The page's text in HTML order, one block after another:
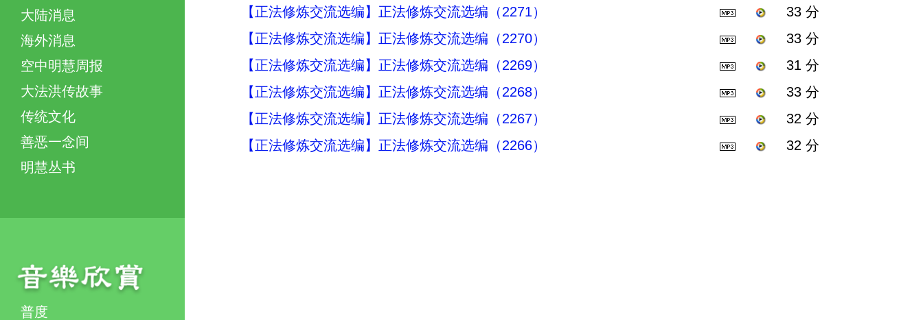
大陆消息
海外消息
空中明慧周报
大法洪传故事
传统文化
善恶一念间
明慧丛书
普度
【正法修炼交流选编】正法修炼交流选编（2271）
33 分
【正法修炼交流选编】正法修炼交流选编（2270）
33 分
【正法修炼交流选编】正法修炼交流选编（2269）
31 分
【正法修炼交流选编】正法修炼交流选编（2268）
33 分
【正法修炼交流选编】正法修炼交流选编（2267）
32 分
【正法修炼交流选编】正法修炼交流选编（2266）
32 分